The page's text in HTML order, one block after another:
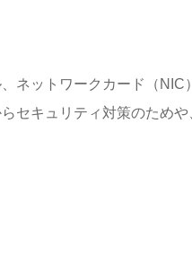
ネットワークカード（NIC
セキュリティ対策のため